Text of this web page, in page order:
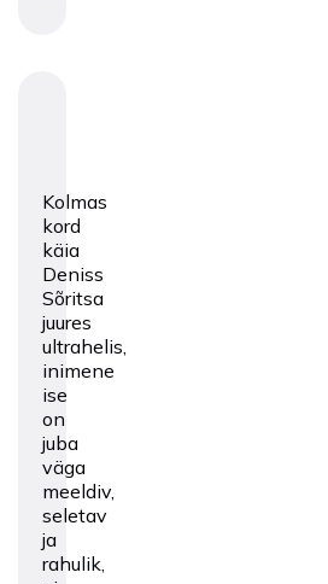
Kolmas
kord
käia
Deniss
Sõritsa
juures
ultrahelis,
inimene
ise
on
juba
väga
meeldiv,
seletav
ja
rahulik,